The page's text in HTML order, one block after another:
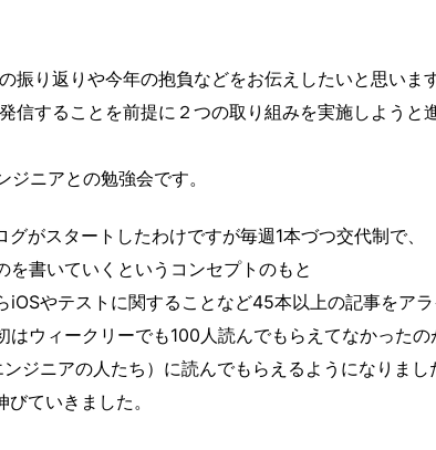
り返りや今年の抱負などをお伝えしたいと思います
信することを前提に２つの取り組みを実施しようと
ニアとの勉強会です。
がスタートしたわけですが毎週1本づつ交代制で、
書いていくというコンセプトのもと
やテストに関することなど45本以上の記事をアラ
ウィークリーでも100人読んでもらえてなかったの
ジニアの人たち）に読んでもらえるようになりまし
ていきました。